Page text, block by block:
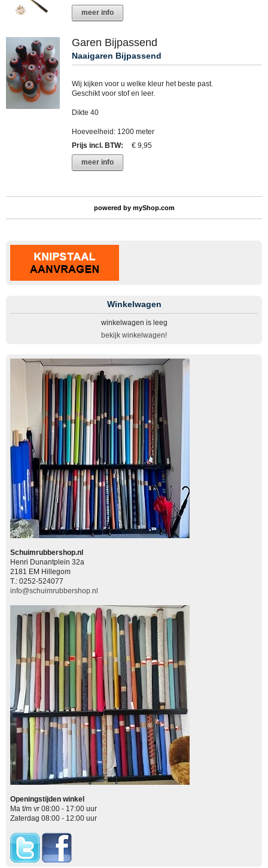
meer info
Garen Bijpassend
Naaigaren Bijpassend
Wij kijken voor u welke kleur het beste past.
Geschikt voor stof en leer.
Dikte 40
Hoeveelheid: 1200 meter
Prijs incl. BTW:
€ 9,95
meer info
powered by myShop.com
Winkelwagen
winkelwagen is leeg
bekijk winkelwagen!
Schuimrubbershop.nl
Henri Dunantplein 32a
2181 EM Hillegom
T.: 0252-524077
info@schuimrubbershop.nl
Openingstijden winkel
Ma t/m vr 08:00 - 17:00 uur
Zaterdag 08:00 - 12:00 uur